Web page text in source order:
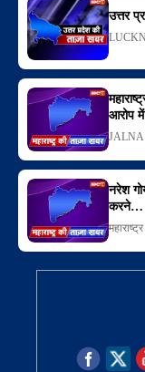
उत्तर
आरोप
JALNA
नरेश
करने…
महाराष्ट्र